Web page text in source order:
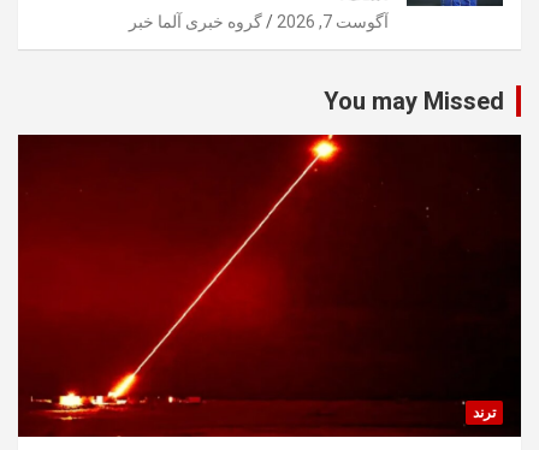
آگوست 7, 2026 گروه خبری آلما خبر
You may Missed
ترند